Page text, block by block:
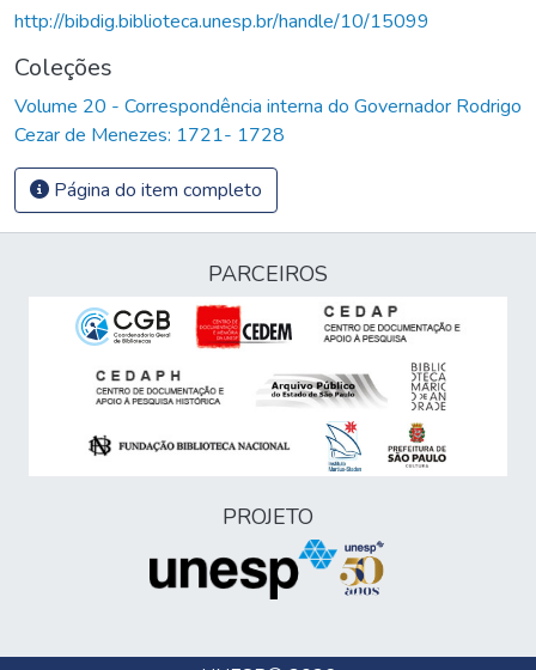
http://bibdig.biblioteca.unesp.br/handle/10/15099
Coleções
Volume 20 - Correspondência interna do Governador Rodrigo
Cezar de Menezes: 1721- 1728
Página do item completo
PARCEIROS
PROJETO